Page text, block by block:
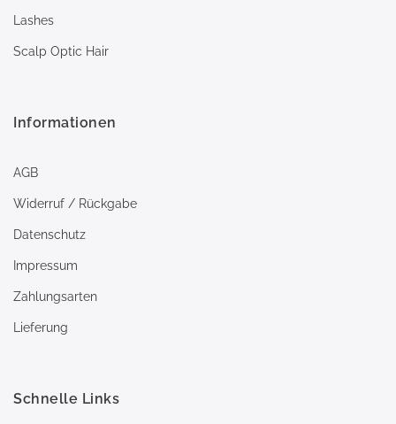
Lashes
Scalp Optic Hair
Informationen
AGB
Widerruf / Rückgabe
Datenschutz
Impressum
Zahlungsarten
Lieferung
Schnelle Links